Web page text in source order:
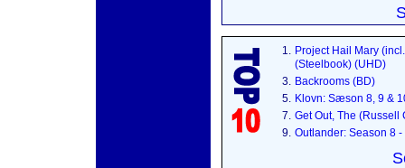
1. Project Hail Mary
(Steelbook) (UHD)
3. Backrooms (BD)
5. Klovn: Sæson 8, 9 &
7. Get Out, The (Russell
9. Outlander: Season 8